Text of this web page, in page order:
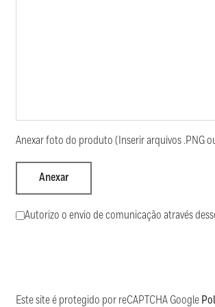
Anexar foto do produto (Inserir arquivos .PNG
Anexar
Autorizo o envio de comunicação através
Este site é protegido por reCAPTCHA Google